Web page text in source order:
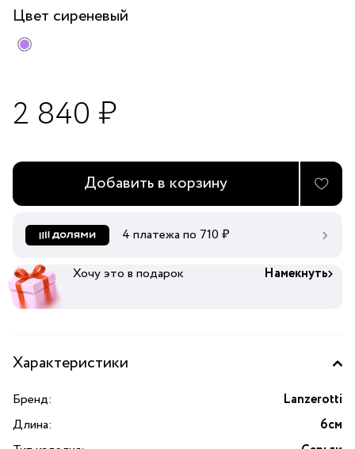
Цвет сиреневый
2 840 ₽
Добавить в корзину
4 платежа по 710 ₽
Хочу это в подарок Намекнуть
Характеристики
Бренд:
Lanzerotti
Длина:
6см